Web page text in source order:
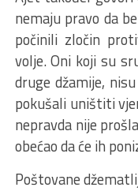
nemaju pravo da
počinili zločin
volje. Oni koji su
druge džamije,
pokušali uništiti
nepravda nije
obećao da će ih
Poštovane